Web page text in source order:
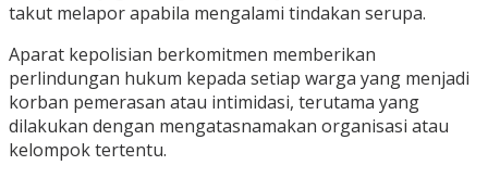
takut melapor apabila mengalami tindakan serupa.
Aparat kepolisian berkomitmen memberikan
perlindungan hukum kepada setiap warga yang menjadi
korban pemerasan atau intimidasi, terutama yang
dilakukan dengan mengatasnamakan organisasi atau
kelompok tertentu.